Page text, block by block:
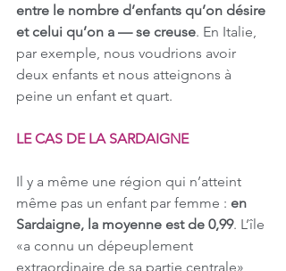
entre le nombre d’enfants qu’on désire
et celui qu’on a — se creuse. En Italie,
par exemple, nous voudrions avoir
deux enfants et nous atteignons à
peine un enfant et quart.
LE CAS DE LA SARDAIGNE
Il y a même une région qui n’atteint
même pas un enfant par femme : en
Sardaigne, la moyenne est de 0,99. L’île
«a connu un dépeuplement
extraordinaire de sa partie centrale»